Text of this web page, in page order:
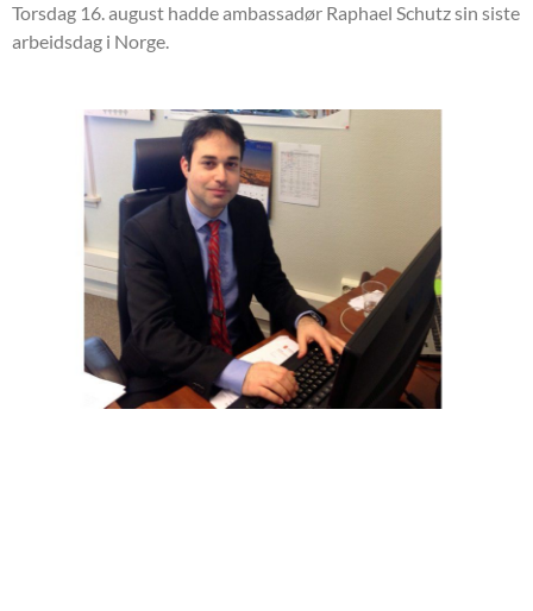
Torsdag 16. august hadde ambassadør Raphael Schutz sin siste
arbeidsdag i Norge.